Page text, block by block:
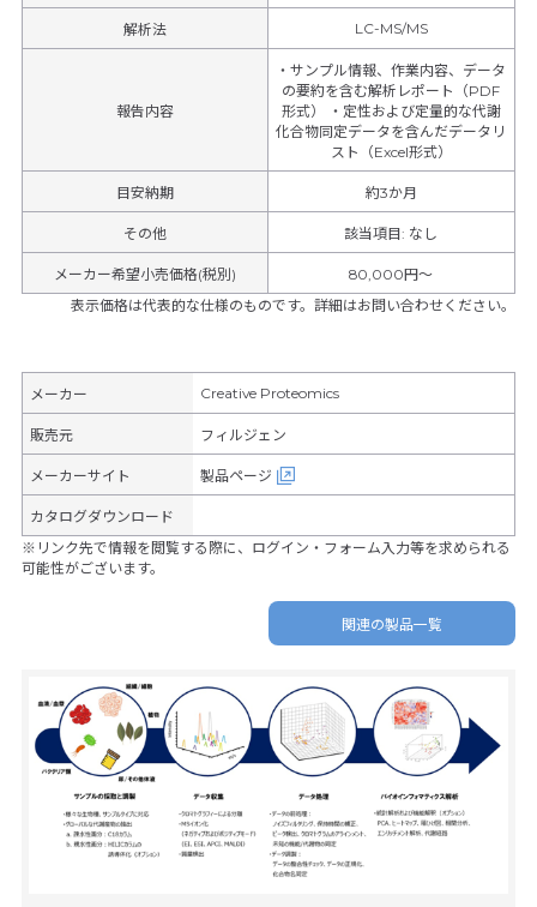
解析法 LC-MS/MS
報告内容
・サンプル情報、作業内容、データ
の要約を含む解析レポート（PDF
形式） ・定性および定量的な代謝
化合物同定データを含んだデータリ
スト（Excel形式）
目安納期 約3か月
その他 該当項目: なし
メーカー希望小売価格(税別)
80,000円〜
表示価格は代表的な仕様のものです。詳細はお問い合わせください。
メーカー Creative Proteomics
販売元 フィルジェン
メーカーサイト 製品ページ
カタログダウンロード
※リンク先で情報を閲覧する際に、ログイン・フォーム入力等を求められる
可能性がございます。
関連の製品一覧